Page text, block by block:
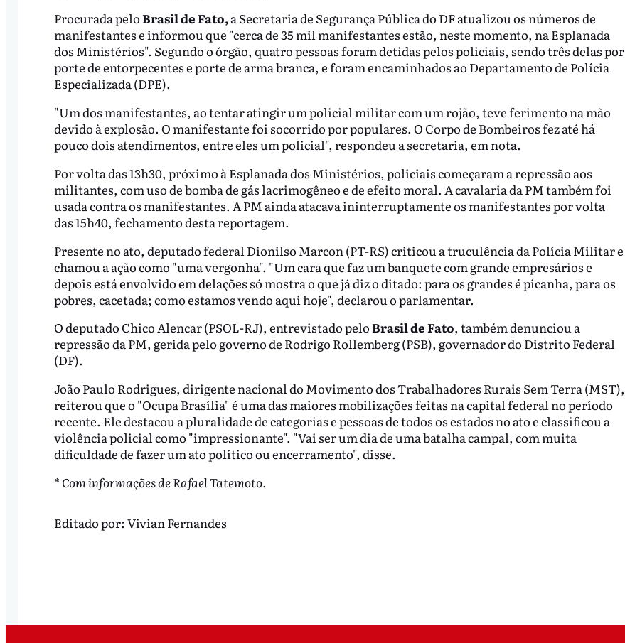
Procurada peloBrasil de Fato,a Secretaria de Segurança Pública do DF atualizou os números de
manifestantes e informou que "cerca de 35 mil manifestantes estão, neste momento, na Esplanada
dos Ministérios". Segundo o órgão, quatro pessoas foram detidas pelos policiais, sendo três delas por
porte de entorpecentes e porte de arma branca, e foram encaminhados ao Departamento de Polícia
Especializada (DPE).
"Um dos manifestantes, ao tentar atingir um policial militar com um rojão, teve ferimento na mão
devido à explosão. O manifestante foi socorrido por populares. O Corpo de Bombeiros fez até há
pouco dois atendimentos, entre eles um policial", respondeu a secretaria, em nota.
Por volta das 13h30, próximo à Esplanada dos Ministérios, policiais começaram a repressão aos
militantes, com uso de bomba de gás lacrimogêneo e de efeito moral. A cavalaria da PM também foi
usada contra os manifestantes. A PM ainda atacava ininterruptamente os manifestantes por volta
das 15h40, fechamento desta reportagem.
Presente no ato, deputado federal Dionilso Marcon (PT-RS) criticou a truculência da Polícia Militar e
chamou a ação como "uma vergonha". "Um cara que faz um banquete com grande empresários e
depois está envolvido em delações só mostra o que já diz o ditado: para os grandes é picanha, para os
pobres, cacetada; como estamos vendo aqui hoje", declarou o parlamentar.
O deputado Chico Alencar (PSOL-RJ), entrevistado peloBrasil de Fato, também denunciou a
repressão da PM, gerida pelo governo de Rodrigo Rollemberg (PSB), governador do Distrito Federal
(DF).
João Paulo Rodrigues, dirigente nacional do Movimento dos Trabalhadores Rurais Sem Terra (MST),
reiterou que o "Ocupa Brasília" é uma das maiores mobilizações feitas na capital federal no período
recente. Ele destacou a pluralidade de categorias e pessoas de todos os estados no ato e classificou a
violência policial como "impressionante". "Vai ser um dia de uma batalha campal, com muita
dificuldade de fazer um ato político ou encerramento", disse.
* Com informações de Rafael Tatemoto.
Editado por: Vivian Fernandes